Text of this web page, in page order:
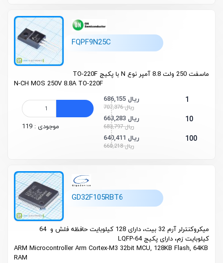
FQPF9N25C
ماسفت 250 ولت 8.8 آمپر نوع N با پکیج TO-220F
N-CH MOS 250V 8.8A TO-220F
1 686,155 ریال
707,376 ریال
10 663,283 ریال
683,797 ریال
100 640,411 ریال
660,218 ریال
موجودی : 119
GD32F105RBT6
میکروکنترلر آرم 32 بیت، دارای 128 کیلوبایت حافظه فلش و 64
کیلوبایت رَم، دارای پکیج LQFP-64
ARM Microcontroller Arm Cortex-M3 32bit MCU, 128KB Flash, 64KB
RAM